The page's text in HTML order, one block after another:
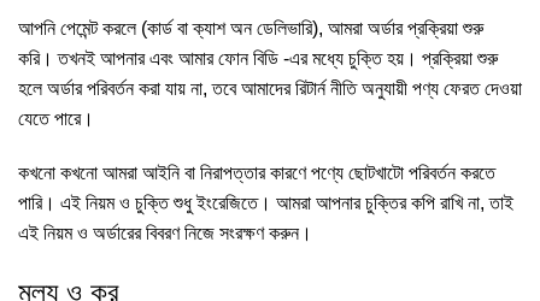
আপনি পেমেন্ট করলে (কার্ড বা ক্যাশ অন ডেলিভারি), আমরা অর্ডার প্রক্রিয়া শুরু
করি। তখনই আপনার এবং আমার ফোন বিডি -এর মধ্যে চুক্তি হয়। প্রক্রিয়া শুরু
হলে অর্ডার পরিবর্তন করা যায় না, তবে আমাদের রিটার্ন নীতি অনুযায়ী পণ্য ফেরত দেওয়া
যেতে পারে।
কখনো কখনো আমরা আইনি বা নিরাপত্তার কারণে পণ্যে ছোটখাটো পরিবর্তন করতে
পারি। এই নিয়ম ও চুক্তি শুধু ইংরেজিতে। আমরা আপনার চুক্তির কপি রাখি না, তাই
এই নিয়ম ও অর্ডারের বিবরণ নিজে সংরক্ষণ করুন।
মূল্য ও কর